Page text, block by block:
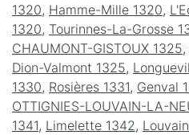
1320, Hamme-Mille 1320,
1320, Tourinnes-La-Grosse
CHAUMONT-GISTOUX 1325,
Dion-Valmont 1325,
1330, Rosières 1331, Genval
OTTIGNIES-LOUVAIN-LA-
1341, Limelette 1342 ,